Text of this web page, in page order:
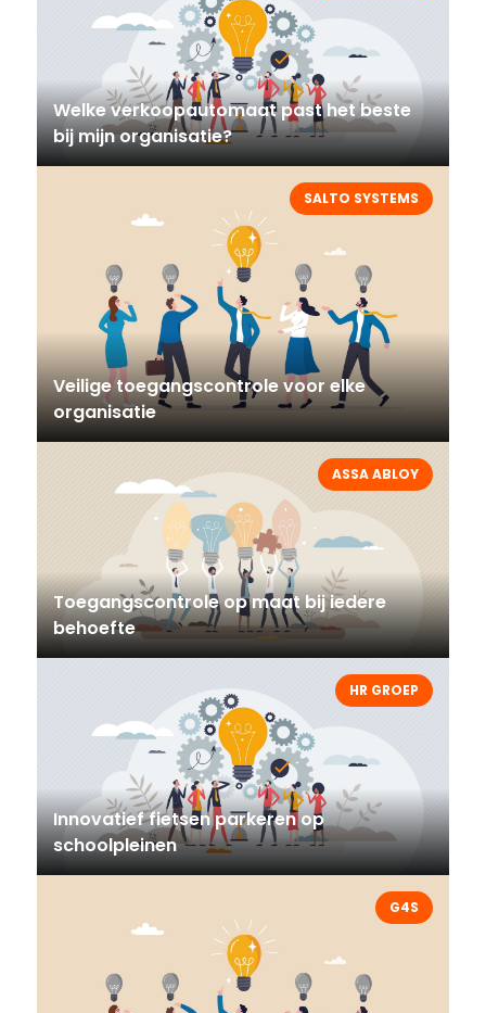
Welke verkoopautomaat past het beste
bij mijn organisatie?
SALTO SYSTEMS
Veilige toegangscontrole voor elke
organisatie
ASSA ABLOY
Toegangscontrole op maat bij iedere
behoefte
HR GROEP
Innovatief fietsen parkeren op
schoolpleinen
G4S